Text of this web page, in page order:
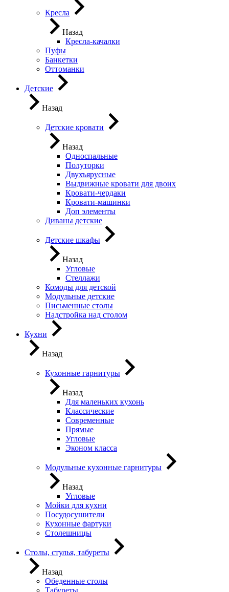
Кресла
Назад
Кресла-качалки
Пуфы
Банкетки
Оттоманки
Детские
Назад
Детские кровати
Назад
Односпальные
Полуторки
Двухъярусные
Выдвижные кровати для двоих
Кровати-чердаки
Кровати-машинки
Доп элементы
Диваны детские
Детские шкафы
Назад
Угловые
Стеллажи
Комоды для детской
Модульные детские
Письменные столы
Надстройка над столом
Кухни
Назад
Кухонные гарнитуры
Назад
Для маленьких кухонь
Классические
Современные
Прямые
Угловые
Эконом класса
Модульные кухонные гарнитуры
Назад
Угловые
Мойки для кухни
Посудосушители
Кухонные фартуки
Столешницы
Столы, стулья, табуреты
Назад
Обеденные столы
Табуреты